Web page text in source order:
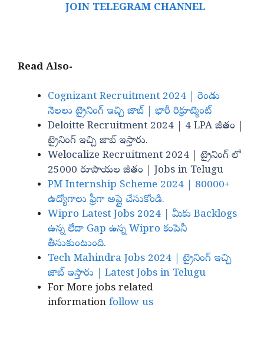
JOIN TELEGRAM CHANNEL
Read Also-
Cognizant Recruitment 2024 | రెండు
నెలలు ట్రైనింగ్ ఇచ్చి జాబ్ | భారీ రిక్రూట్మెంట్
Deloitte Recruitment 2024 | 4 LPA జీతం |
ట్రైనింగ్ ఇచ్చి జాబ్ ఇస్తారు.
Welocalize Recruitment 2024 | ట్రైనింగ్ లో
25000 రూపాయల జీతం | Jobs in Telugu
PM Internship Scheme 2024 | 80000+
ఉద్యోగాలు ఫ్రీగా అప్లై చేసుకోండి.
Wipro Latest Jobs 2024 | మీకు Backlogs
ఉన్న లేదా Gap ఉన్న Wipro కంపెనీ
తీసుకుంటుంది.
Tech Mahindra Jobs 2024 | ట్రైనింగ్ ఇచ్చి
జాబ్ ఇస్తారు | Latest Jobs in Telugu
For More jobs related
information follow us